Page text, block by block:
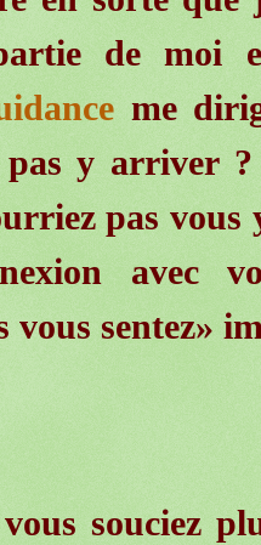
de moi
me
y arriver
pas
avec
vous sentez»
souciez